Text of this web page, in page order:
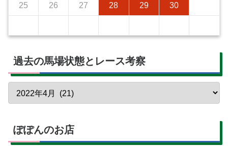
25 26 27 28 29 30
過去の馬場状態とレース考察
ぽぽんのお店